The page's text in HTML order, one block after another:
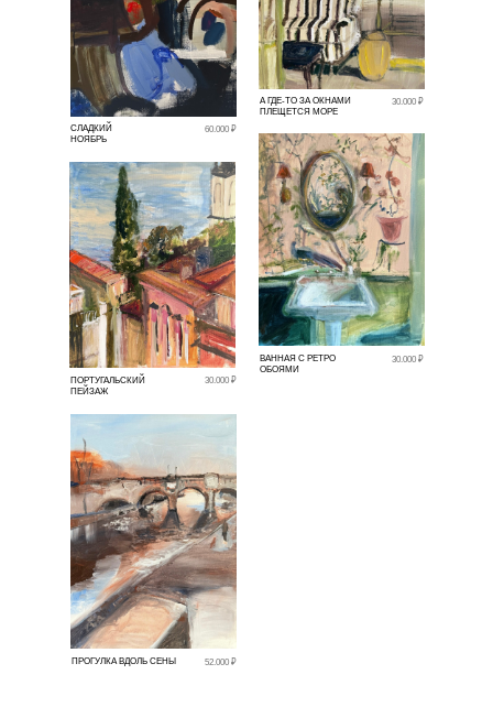
ПРОГУЛКА ВДОЛЬ СЕНЫ
ВАННАЯ С РЕТРО
ОБОЯМИ
А ГДЕ-ТО ЗА ОКНАМИ
ПЛЕЩЕТСЯ МОРЕ
ПОРТУГАЛЬСКИЙ
ПЕЙЗАЖ
СЛАДКИЙ
НОЯБРЬ
52.000 ₽
30.000 ₽
30.000 ₽
30.000 ₽
60.000 ₽